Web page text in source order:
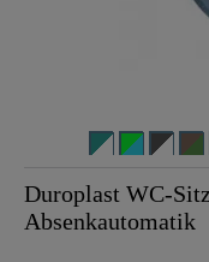
Duroplast WC-
Absenkautomatik